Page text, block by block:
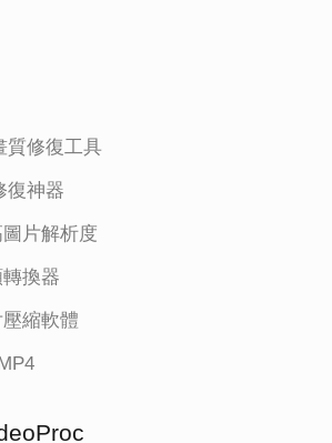
質修復工具
復神器
片解析度
換器
縮軟體